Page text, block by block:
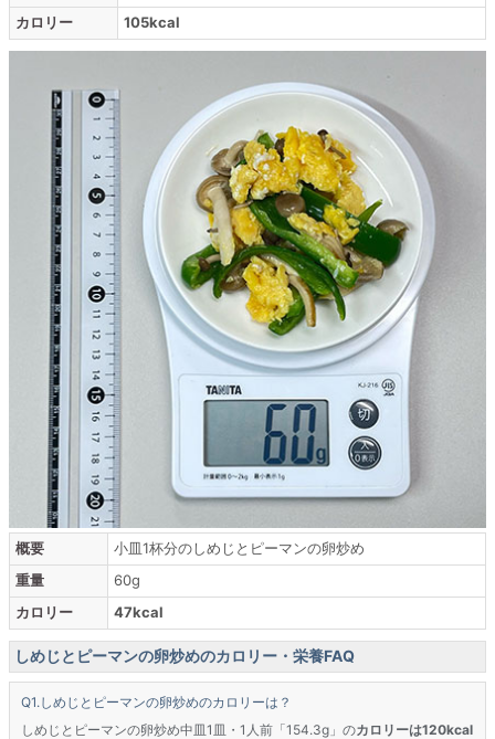
カロリー
105kcal
概要
小皿1杯分のしめじとピーマンの卵炒め
重量
60g
カロリー
47kcal
しめじとピーマンの卵炒めのカロリー・栄養FAQ
しめじとピーマンの卵炒めのカロリーは？
しめじとピーマンの卵炒め中皿1皿・1人前「154.3g」のカロリーは120kcal